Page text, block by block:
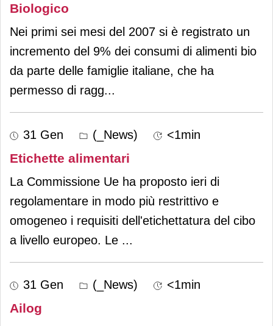
Biologico
Nei primi sei mesi del 2007 si è registrato un
incremento del 9% dei consumi di alimenti bio
da parte delle famiglie italiane, che ha
permesso di ragg...
31 Gen (_News) <1min
Etichette alimentari
La Commissione Ue ha proposto ieri di
regolamentare in modo più restrittivo e
omogeneo i requisiti dell'etichettatura del cibo
a livello europeo. Le ...
31 Gen (_News) <1min
Ailog